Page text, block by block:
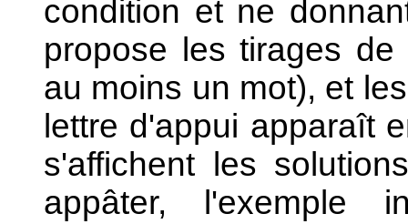
condition et ne
propose les tirages
au moins un mot), et
lettre d'appui apparaît
s'affichent les
appâter,